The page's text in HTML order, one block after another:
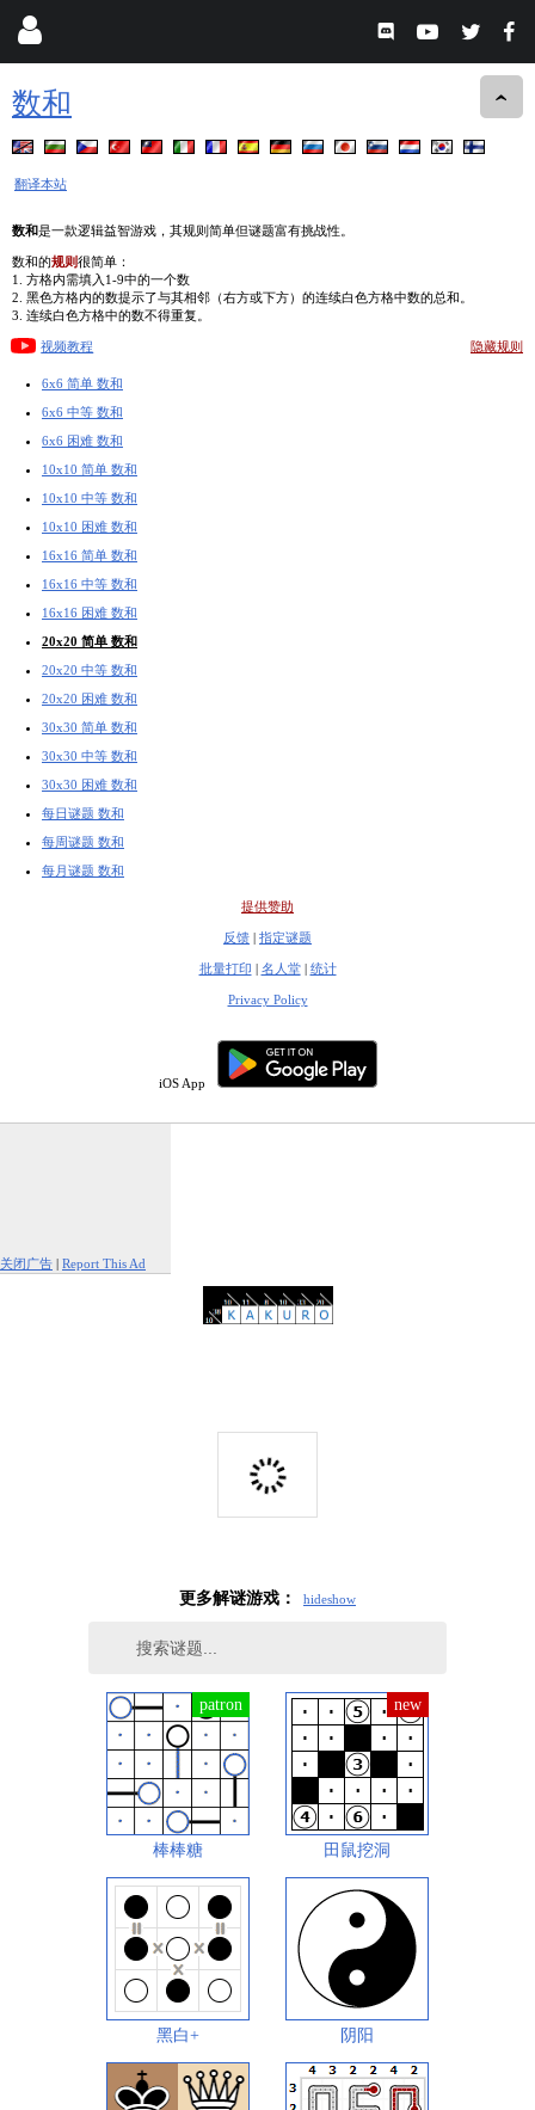
数和
翻译本站
数和是一款逻辑益智游戏，其规则简单但谜题富有挑战性。
数和的规则很简单：
1. 方格内需填入1-9中的一个数
2. 黑色方格内的数提示了与其相邻（右方或下方）的连续白色方格中数的总和。
3. 连续白色方格中的数不得重复。
视频教程 隐藏规则
6x6 简单 数和
6x6 中等 数和
6x6 困难 数和
10x10 简单 数和
10x10 中等 数和
10x10 困难 数和
16x16 简单 数和
16x16 中等 数和
16x16 困难 数和
20x20 简单 数和
20x20 中等 数和
20x20 困难 数和
30x30 简单 数和
30x30 中等 数和
30x30 困难 数和
每日谜题 数和
每周谜题 数和
每月谜题 数和
提供赞助
反馈 | 指定谜题
批量打印 | 名人堂| 统计
Privacy Policy
iOS App
关闭广告 | Report This Ad
更多解谜游戏： hideshow
棒棒糖 田鼠挖洞
黑白+ 阴阳